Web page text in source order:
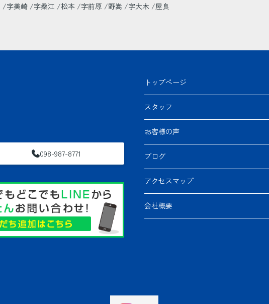
字美崎 字桑江 松本 字前原 野嵩 字大木
屋良
098-987-8771
トップページ
スタッフ
お客様の声
ブログ
アクセスマップ
会社概要